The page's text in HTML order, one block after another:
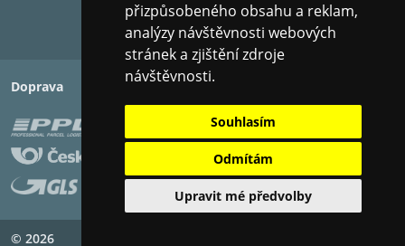
přizpůsobeného obsahu a reklam,
analýzy návštěvnosti webových
stránek a zjištění zdroje
návštěvnosti.
Souhlasím
Odmítám
Upravit mé předvolby
Doprava Platba
© 2026